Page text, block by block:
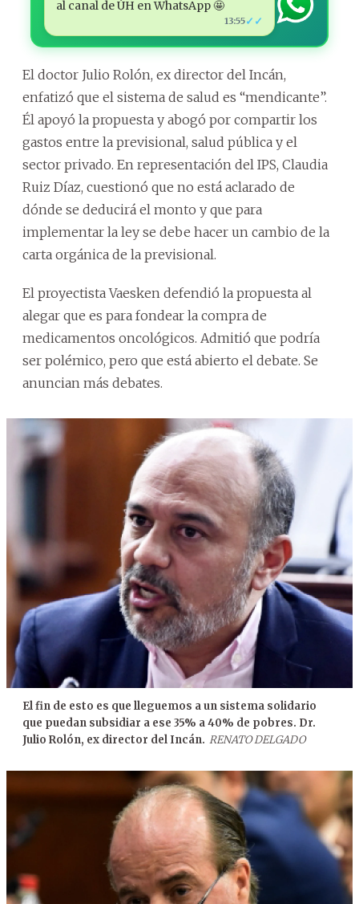
al canal de ÚH en WhatsApp 🤩
13:55✓✓
El doctor Julio Rolón, ex director del Incán,
enfatizó que el sistema de salud es “mendicante”.
Él apoyó la propuesta y abogó por compartir los
gastos entre la previsional, salud pública y el
sector privado. En representación del IPS, Claudia
Ruiz Díaz, cuestionó que no está aclarado de
dónde se deducirá el monto y que para
implementar la ley se debe hacer un cambio de la
carta orgánica de la previsional.
El proyectista Vaesken defendió la propuesta al
alegar que es para fondear la compra de
medicamentos oncológicos. Admitió que podría
ser polémico, pero que está abierto el debate. Se
anuncian más debates.
El fin de esto es que lleguemos a un sistema solidario
que puedan subsidiar a ese 35% a 40% de pobres. Dr.
Julio Rolón, ex director del Incán. RENATO DELGADO